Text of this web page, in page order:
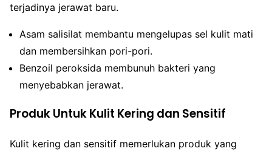
terjadinya jerawat baru.
Asam salisilat membantu mengelupas sel kulit mati
dan membersihkan pori-pori.
Benzoil peroksida membunuh bakteri yang
menyebabkan jerawat.
Produk Untuk Kulit Kering dan Sensitif
Kulit kering dan sensitif memerlukan produk yang